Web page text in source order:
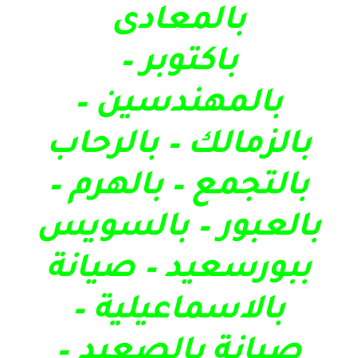
بالمعادى
باكتوبر –
بالمهندسين –
بالزمالك – بالرحاب
بالتجمع – بالهرم –
بالعبور – بالسويس
ببورسعيد – صيانة
بالاسماعيلية –